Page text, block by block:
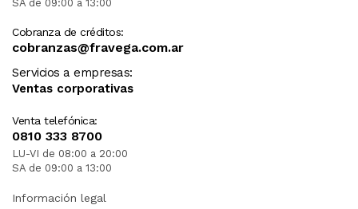
SA de 09:00 a 13:00
Cobranza de créditos:
cobranzas@fravega.com.ar
Servicios a empresas:
Ventas corporativas
Venta telefónica:
0810 333 8700
LU-VI de 08:00 a 20:00
SA de 09:00 a 13:00
Información legal